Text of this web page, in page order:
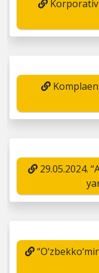
29.05.2024. “Angren” ko‘mir koniga press-tur: